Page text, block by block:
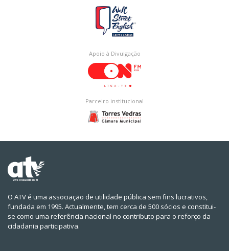
Apoio à Divulgação
Parceiro institucional
O ATV é uma associação de utilidade pública sem fins lucrativos,
fundada em 1995. Actualmente, tem cerca de 500 sócios e constitui-
se como uma referência nacional no contributo para o reforço da
cidadania participativa.